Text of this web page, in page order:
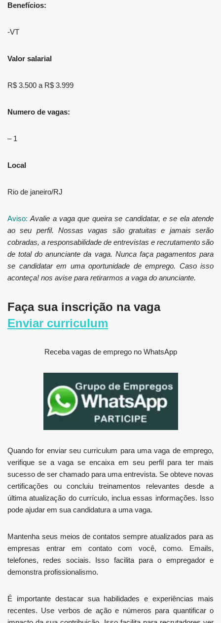
Benefícios:
-VT
Valor salarial
R$ 3.500 a R$ 3.999
Numero de vagas:
– 1
Local
Rio de janeiro/RJ
Aviso: Avalie a vaga que queira se candidatar, e se ela atende
ao seu perfil. Nossas vagas são gratuitas e jamais serão
cobradas, a responsabilidade de entrevistas e recrutamento são
de total do anunciante da vaga. Nunca faça pagamentos para
se candidatar em uma oportunidade de emprego. Caso isso
aconteça! nos avise para retirarmos a vaga do anunciante.
Faça sua inscrição na vaga
Enviar curriculum
Receba vagas de emprego no WhatsApp
Quando for enviar seu curriculum para uma vaga de emprego,
verifique se a vaga se encaixa em seu perfil para ter mais
sucesso de ser chamado para uma entrevista. Se obteve novas
certificações ou concluiu treinamentos relevantes desde a
última atualização do currículo, inclua essas informações. Isso
pode ajudar em sua candidatura a uma vaga.
Mantenha seus meios de contatos sempre atualizados para as
empresas entrar em contato com você, como. Emails,
telefones, redes sociais. Isso facilita para o empregador e
demonstra profissionalismo.
É importante destacar sua habilidades e experiências mais
recentes. Use verbos de ação e números para quantificar o